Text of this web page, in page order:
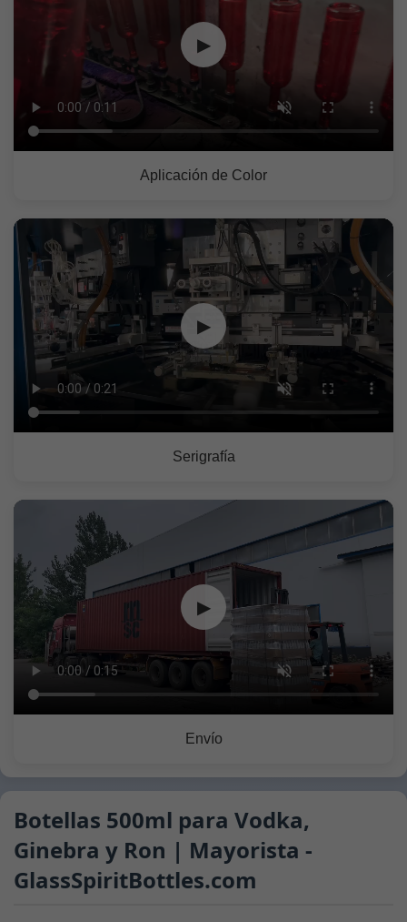
▶
Aplicación de Color
▶
Serigrafía
▶
Envío
Botellas 500ml para Vodka,
Ginebra y Ron | Mayorista -
GlassSpiritBottles.com